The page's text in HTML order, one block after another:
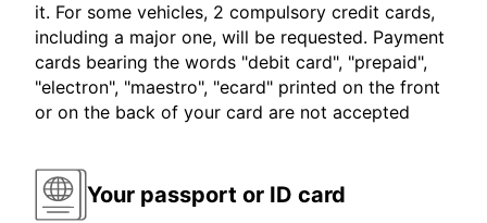
it. For some vehicles, 2 compulsory credit cards,
including a major one, will be requested. Payment
cards bearing the words "debit card", "prepaid",
"electron", "maestro", "ecard" printed on the front
or on the back of your card are not accepted
Your passport or ID card